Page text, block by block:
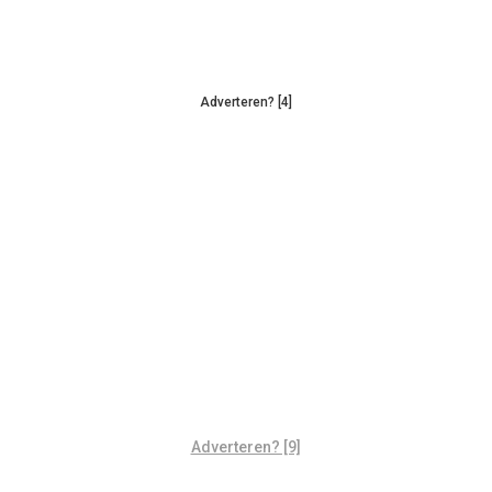
Adverteren? [4]
Adverteren? [9]